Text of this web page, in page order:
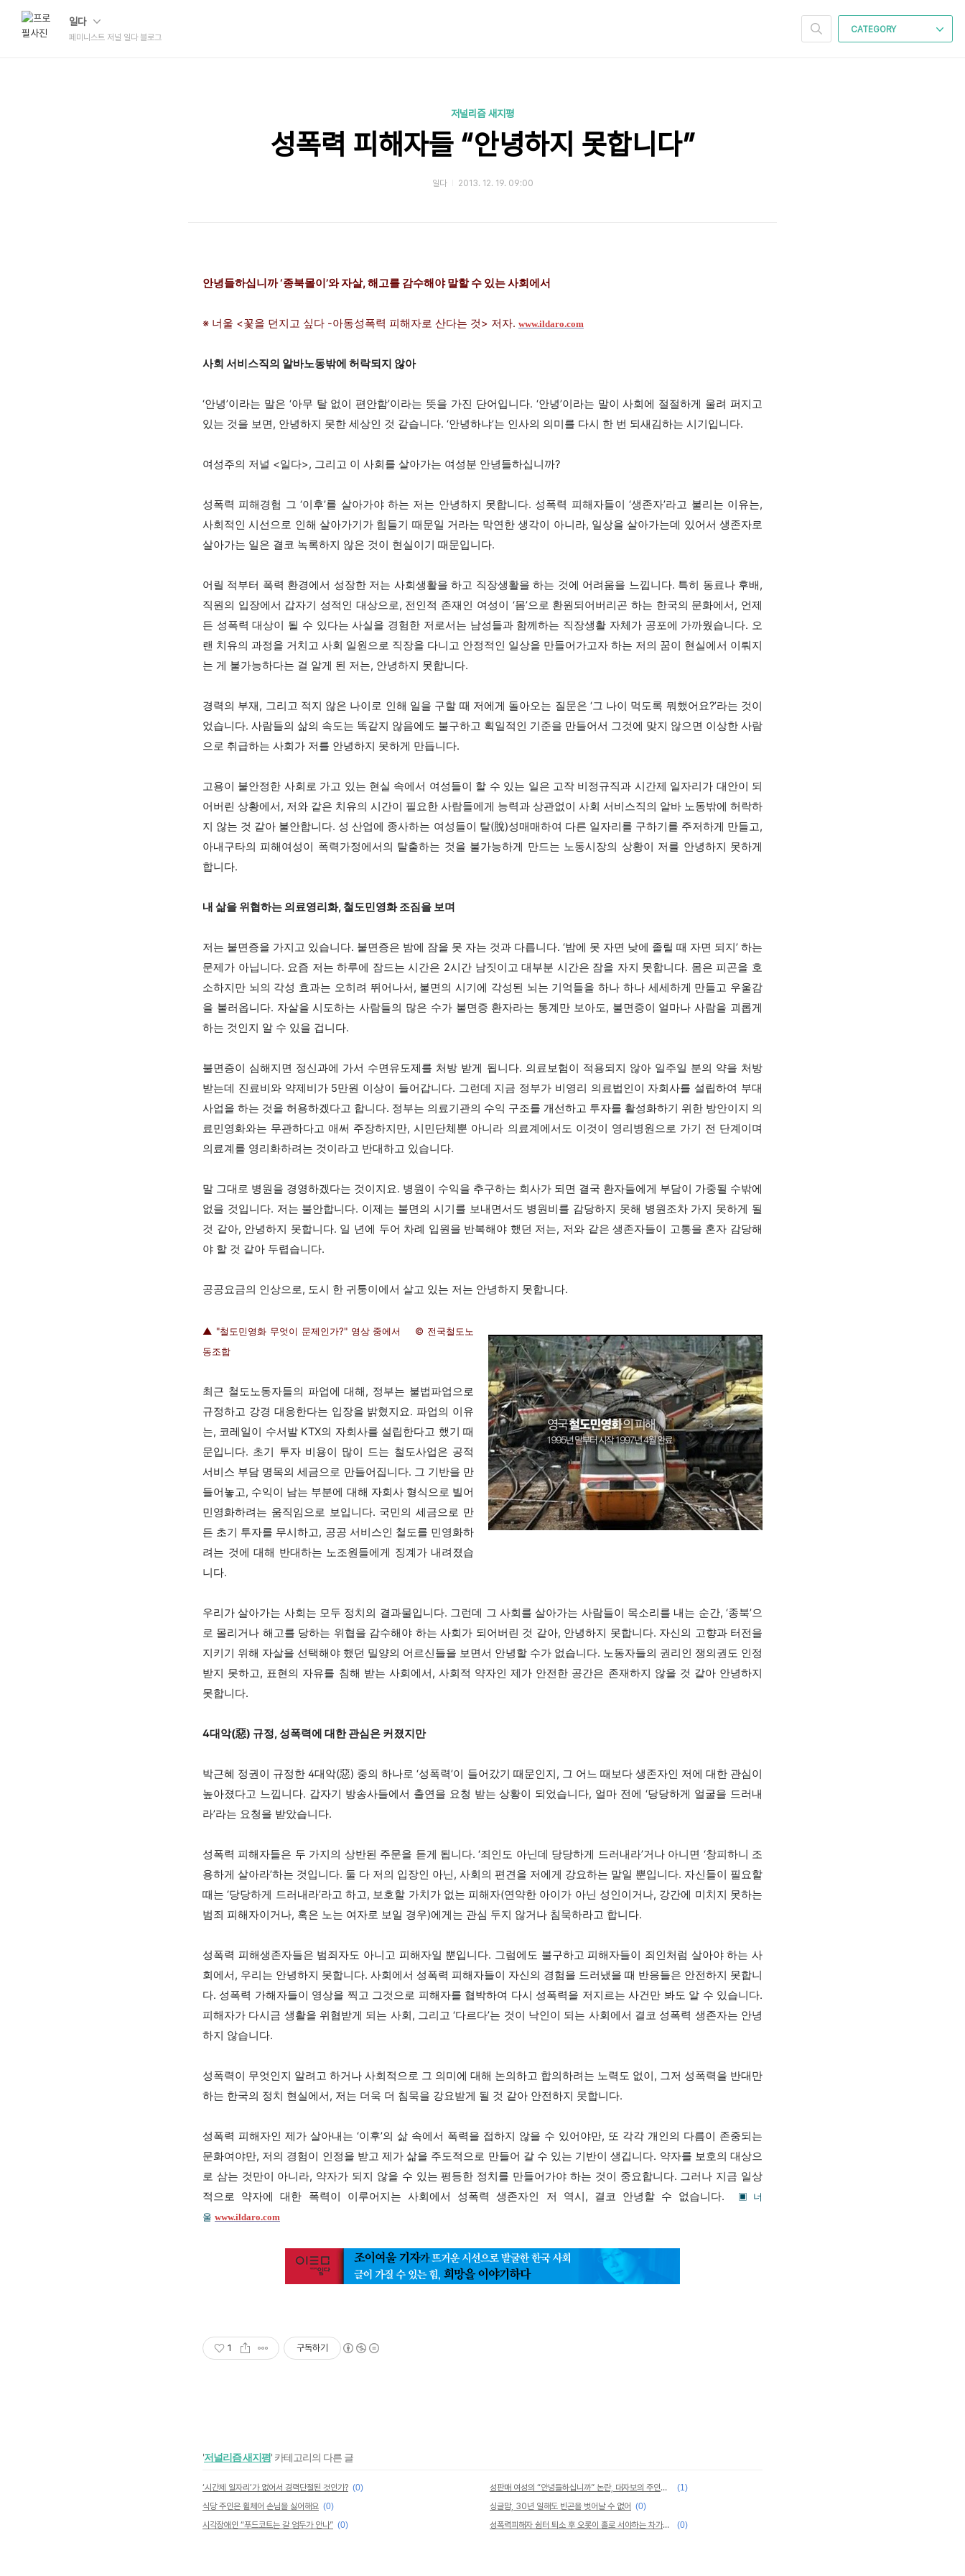
일다
페미니스트 저널 일다 블로그
CATEGORY
저널리즘 새지평
성폭력 피해자들 “안녕하지 못합니다”
일다 2013. 12. 19. 09:00
안녕들하십니까‘종북몰이’와 자살, 해고를 감수해야 말할 수 있는 사회에서
※ 너울 <꽃을 던지고 싶다 -아동성폭력 피해자로 산다는 것> 저자. www.ildaro.com
사회 서비스직의 알바노동밖에 허락되지 않아
‘안녕’이라는 말은 ‘아무 탈 없이 편안함’이라는 뜻을 가진 단어입니다. ‘안녕’이라는 말이 사회에 절절하게 울려 퍼지고
있는 것을 보면, 안녕하지 못한 세상인 것 같습니다. ‘안녕하냐’는 인사의 의미를 다시 한 번 되새김하는 시기입니다.
여성주의 저널 <일다>, 그리고 이 사회를 살아가는 여성분 안녕들하십니까?
성폭력 피해경험 그 ‘이후’를 살아가야 하는 저는 안녕하지 못합니다. 성폭력 피해자들이 ‘생존자’라고 불리는 이유는,
사회적인 시선으로 인해 살아가기가 힘들기 때문일 거라는 막연한 생각이 아니라, 일상을 살아가는데 있어서 생존자로
살아가는 일은 결코 녹록하지 않은 것이 현실이기 때문입니다.
어릴 적부터 폭력 환경에서 성장한 저는 사회생활을 하고 직장생활을 하는 것에 어려움을 느낍니다. 특히 동료나 후배,
직원의 입장에서 갑자기 성적인 대상으로, 전인적 존재인 여성이 ‘몸’으로 환원되어버리곤 하는 한국의 문화에서, 언제
든 성폭력 대상이 될 수 있다는 사실을 경험한 저로서는 남성들과 함께하는 직장생활 자체가 공포에 가까웠습니다. 오
랜 치유의 과정을 거치고 사회 일원으로 직장을 다니고 안정적인 일상을 만들어가고자 하는 저의 꿈이 현실에서 이뤄지
는 게 불가능하다는 걸 알게 된 저는, 안녕하지 못합니다.
경력의 부재, 그리고 적지 않은 나이로 인해 일을 구할 때 저에게 돌아오는 질문은 ‘그 나이 먹도록 뭐했어요?’라는 것이
었습니다. 사람들의 삶의 속도는 똑같지 않음에도 불구하고 획일적인 기준을 만들어서 그것에 맞지 않으면 이상한 사람
으로 취급하는 사회가 저를 안녕하지 못하게 만듭니다.
고용이 불안정한 사회로 가고 있는 현실 속에서 여성들이 할 수 있는 일은 고작 비정규직과 시간제 일자리가 대안이 되
어버린 상황에서, 저와 같은 치유의 시간이 필요한 사람들에게 능력과 상관없이 사회 서비스직의 알바 노동밖에 허락하
지 않는 것 같아 불안합니다. 성 산업에 종사하는 여성들이 탈(脫)성매매하여 다른 일자리를 구하기를 주저하게 만들고,
아내구타의 피해여성이 폭력가정에서의 탈출하는 것을 불가능하게 만드는 노동시장의 상황이 저를 안녕하지 못하게
합니다.
내 삶을 위협하는 의료영리화, 철도민영화 조짐을 보며
저는 불면증을 가지고 있습니다. 불면증은 밤에 잠을 못 자는 것과 다릅니다. ‘밤에 못 자면 낮에 졸릴 때 자면 되지’ 하는
문제가 아닙니다. 요즘 저는 하루에 잠드는 시간은 2시간 남짓이고 대부분 시간은 잠을 자지 못합니다. 몸은 피곤을 호
소하지만 뇌의 각성 효과는 오히려 뛰어나서, 불면의 시기에 각성된 뇌는 기억들을 하나 하나 세세하게 만들고 우울감
을 불러옵니다. 자살을 시도하는 사람들의 많은 수가 불면증 환자라는 통계만 보아도, 불면증이 얼마나 사람을 괴롭게
하는 것인지 알 수 있을 겁니다.
불면증이 심해지면 정신과에 가서 수면유도제를 처방 받게 됩니다. 의료보험이 적용되지 않아 일주일 분의 약을 처방
받는데 진료비와 약제비가 5만원 이상이 들어갑니다. 그런데 지금 정부가 비영리 의료법인이 자회사를 설립하여 부대
사업을 하는 것을 허용하겠다고 합니다. 정부는 의료기관의 수익 구조를 개선하고 투자를 활성화하기 위한 방안이지 의
료민영화와는 무관하다고 애써 주장하지만, 시민단체뿐 아니라 의료계에서도 이것이 영리병원으로 가기 전 단계이며
의료계를 영리화하려는 것이라고 반대하고 있습니다.
말 그대로 병원을 경영하겠다는 것이지요. 병원이 수익을 추구하는 회사가 되면 결국 환자들에게 부담이 가중될 수밖에
없을 것입니다. 저는 불안합니다. 이제는 불면의 시기를 보내면서도 병원비를 감당하지 못해 병원조차 가지 못하게 될
것 같아, 안녕하지 못합니다. 일 년에 두어 차례 입원을 반복해야 했던 저는, 저와 같은 생존자들이 고통을 혼자 감당해
야 할 것 같아 두렵습니다.
공공요금의 인상으로, 도시 한 귀퉁이에서 살고 있는 저는 안녕하지 못합니다.
▲ "철도민영화 무엇이 문제인가?" 영상 중에서 © 전국철도노
동조합
최근 철도노동자들의 파업에 대해, 정부는 불법파업으로
규정하고 강경 대응한다는 입장을 밝혔지요. 파업의 이유
는, 코레일이 수서발 KTX의 자회사를 설립한다고 했기 때
문입니다. 초기 투자 비용이 많이 드는 철도사업은 공적
서비스 부담 명목의 세금으로 만들어집니다. 그 기반을 만
들어놓고, 수익이 남는 부분에 대해 자회사 형식으로 빌어
민영화하려는 움직임으로 보입니다. 국민의 세금으로 만
든 초기 투자를 무시하고, 공공 서비스인 철도를 민영화하
려는 것에 대해 반대하는 노조원들에게 징계가 내려졌습
니다.
우리가 살아가는 사회는 모두 정치의 결과물입니다. 그런데 그 사회를 살아가는 사람들이 목소리를 내는 순간, ‘종북’으
로 몰리거나 해고를 당하는 위협을 감수해야 하는 사회가 되어버린 것 같아, 안녕하지 못합니다. 자신의 고향과 터전을
지키기 위해 자살을 선택해야 했던 밀양의 어르신들을 보면서 안녕할 수가 없습니다. 노동자들의 권리인 쟁의권도 인정
받지 못하고, 표현의 자유를 침해 받는 사회에서, 사회적 약자인 제가 안전한 공간은 존재하지 않을 것 같아 안녕하지
못합니다.
4대악(惡) 규정, 성폭력에 대한 관심은 커졌지만
박근혜 정권이 규정한 4대악(惡) 중의 하나로 ‘성폭력’이 들어갔기 때문인지, 그 어느 때보다 생존자인 저에 대한 관심이
높아졌다고 느낍니다. 갑자기 방송사들에서 출연을 요청 받는 상황이 되었습니다, 얼마 전에 ‘당당하게 얼굴을 드러내
라’라는 요청을 받았습니다.
성폭력 피해자들은 두 가지의 상반된 주문을 듣게 됩니다. ‘죄인도 아닌데 당당하게 드러내라’거나 아니면 ‘창피하니 조
용하게 살아라’하는 것입니다. 둘 다 저의 입장인 아닌, 사회의 편견을 저에게 강요하는 말일 뿐입니다. 자신들이 필요할
때는 ‘당당하게 드러내라’라고 하고, 보호할 가치가 없는 피해자(연약한 아이가 아닌 성인이거나, 강간에 미치지 못하는
범죄 피해자이거나, 혹은 노는 여자로 보일 경우)에게는 관심 두지 않거나 침묵하라고 합니다.
성폭력 피해생존자들은 범죄자도 아니고 피해자일 뿐입니다. 그럼에도 불구하고 피해자들이 죄인처럼 살아야 하는 사
회에서, 우리는 안녕하지 못합니다. 사회에서 성폭력 피해자들이 자신의 경험을 드러냈을 때 반응들은 안전하지 못합니
다. 성폭력 가해자들이 영상을 찍고 그것으로 피해자를 협박하여 다시 성폭력을 저지르는 사건만 봐도 알 수 있습니다.
피해자가 다시금 생활을 위협받게 되는 사회, 그리고 ‘다르다’는 것이 낙인이 되는 사회에서 결코 성폭력 생존자는 안녕
하지 않습니다.
성폭력이 무엇인지 알려고 하거나 사회적으로 그 의미에 대해 논의하고 합의하려는 노력도 없이, 그저 성폭력을 반대만
하는 한국의 정치 현실에서, 저는 더욱 더 침묵을 강요받게 될 것 같아 안전하지 못합니다.
성폭력 피해자인 제가 살아내는 ‘이후’의 삶 속에서 폭력을 접하지 않을 수 있어야만, 또 각각 개인의 다름이 존중되는
문화여야만, 저의 경험이 인정을 받고 제가 삶을 주도적으로 만들어 갈 수 있는 기반이 생깁니다. 약자를 보호의 대상으
로 삼는 것만이 아니라, 약자가 되지 않을 수 있는 평등한 정치를 만들어가야 하는 것이 중요합니다. 그러나 지금 일상
적으로 약자에 대한 폭력이 이루어지는 사회에서 성폭력 생존자인 저 역시, 결코 안녕할 수 없습니다.
▣ 너
울 www.ildaro.com
1 구독하기
'저널리즘 새지평' 카테고리의 다른 글
‘시간제 일자리’가 없어서 경력단절된 것인가? (0) 성판매 여성의 “안녕들하십니까” 논란, 대자보의 주인공을 만나다
(1)
식당 주인은 휠체어 손님을 싫어해요 (0) 싱글맘, 30년 일해도 빈곤을 벗어날 수 없어 (0)
시각장애인 “푸드코트는 갈 엄두가 안나” (0) 성폭력피해자 쉼터 퇴소 후 오롯이 홀로 서야하는 차가운 현실 (0)